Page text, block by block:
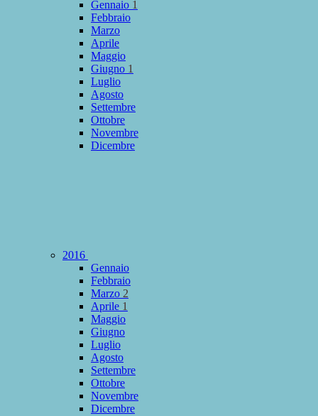
Gennaio 1
Febbraio
Marzo
Aprile
Maggio
Giugno 1
Luglio
Agosto
Settembre
Ottobre
Novembre
Dicembre
2016
Gennaio
Febbraio
Marzo 2
Aprile 1
Maggio
Giugno
Luglio
Agosto
Settembre
Ottobre
Novembre
Dicembre